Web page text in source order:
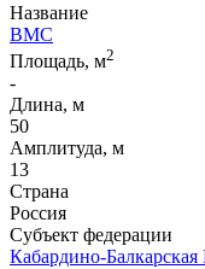
Название
ВМС
Площадь, м2
-
Длина, м
50
Амплитуда, м
13
Страна
Россия
Субъект федерации
Кабардино-Балкарская